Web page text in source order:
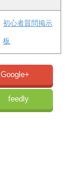
初心者質問掲示
板
Google+
feedly